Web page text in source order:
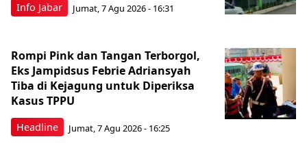
Info Jabar Jumat, 7 Agu 2026 - 16:31
Headline
Rompi Pink dan Tangan Terborgol,
Eks Jampidsus Febrie Adriansyah
Tiba di Kejagung untuk Diperiksa
Kasus TPPU
Jumat, 7 Agu 2026 - 16:25